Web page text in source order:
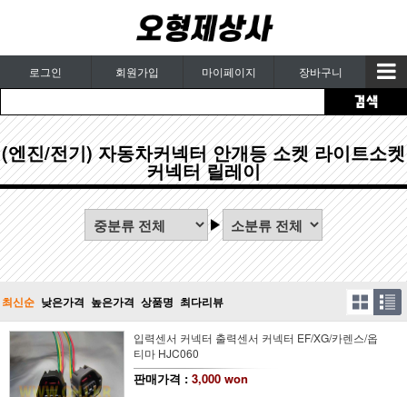
로그인 회원가입 마이페이지 장바구니
(엔진/전기) 자동차커넥터 안개등 소켓 라이트소켓
커넥터 릴레이
최신순 낮은가격 높은가격 상품명 최다리뷰
입력센서 커넥터 출력센서 커넥터 EF/XG/카렌스/옵
티마 HJC060
판매가격 : 3,000 won